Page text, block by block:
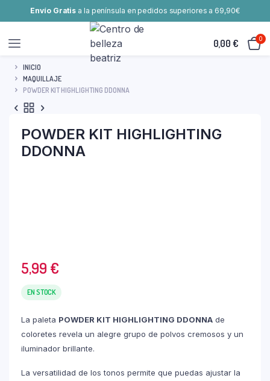
Envío Gratis a la península en pedidos superiores a 69,90€
0,00€ 0
INICIO
MAQUILLAJE
POWDER KIT HIGHLIGHTING DDONNA
POWDER KIT HIGHLIGHTING
DDONNA
5,99 €
EN STOCK
La paleta POWDER KIT HIGHLIGHTING DDONNA de
coloretes revela un alegre grupo de polvos cremosos y un
iluminador brillante.
La versatilidad de los tonos permite que puedas ajustar la